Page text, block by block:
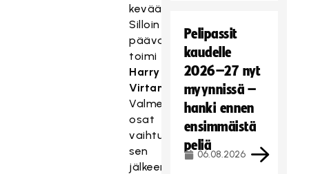
keväällä.
Silloin
päävalmentajan
toimi
Harry
Virtanen
Valmentajien
osat
vaihtuivat
sen
jälkeen.
Pelipassit
kaudelle
2026–27 nyt
myynnissä –
hanki ennen
ensimmäistä
peliä
06.08.2026